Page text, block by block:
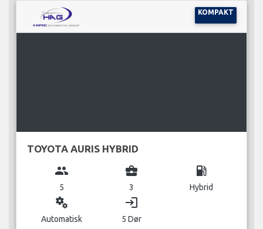
KOMPAKT
TOYOTA AURIS HYBRID
group
5
business_center
3
local_gas_station
Hybrid
miscellaneous_services
Automatisk
login
5 Dør